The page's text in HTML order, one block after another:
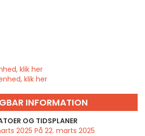
klik her
klik her
INFORMATION
OG TIDSPLANER
2025 På 22. marts 2025